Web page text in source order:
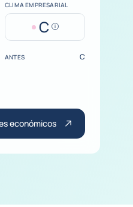
CLIMA EMPRESARIAL
C Help
ANTES C
económicos